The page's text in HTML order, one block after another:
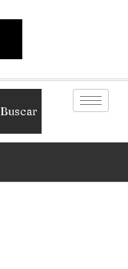
Buscar